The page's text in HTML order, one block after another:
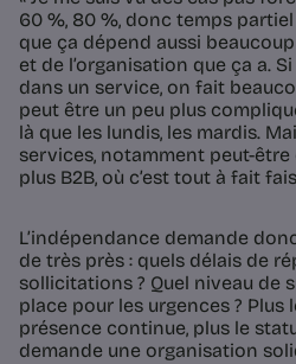
60 %, 80 %, donc temps
que ça dépend aussi
et de l’organisation que ça a.
dans un service, on fait
peut être un peu plus
là que les lundis, les mardis.
services, notamment peut-
plus B2B, où c’est tout à fait
L’indépendance demande
de très près : quels délais de
sollicitations ? Quel niveau de
place pour les urgences ? Plus
présence continue, plus le
demande une organisation